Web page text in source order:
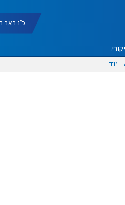
כ"ו באב
עוד